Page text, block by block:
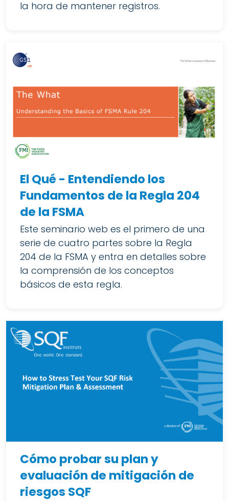
la hora de mantener registros.
El Qué - Entendiendo los
Fundamentos de la Regla 204
de la FSMA
Este seminario web es el primero de una
serie de cuatro partes sobre la Regla
204 de la FSMA y entra en detalles sobre
la comprensión de los conceptos
básicos de esta regla.
Cómo probar su plan y
evaluación de mitigación de
riesgos SQF